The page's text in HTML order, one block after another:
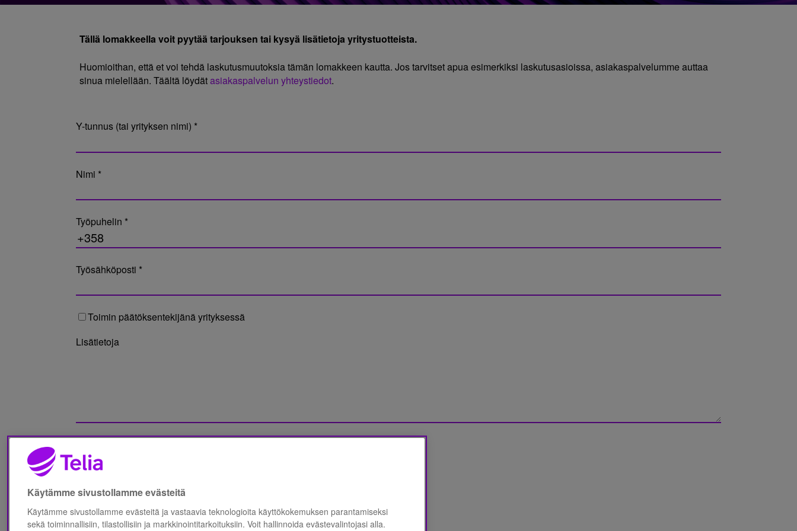
Tällä lomakkeella voit pyytää tarjouksen tai kysyä lisätietoja yritystuotteista.
Huomioithan, että et voi tehdä laskutusmuutoksia tämän lomakkeen kautta. Jos tarvitset apua esimerkiksi laskutusasioissa, asiakaspalvelumme auttaa
sinua mielellään. Täältä löydätasiakaspalvelun yhteystiedot.
Y-tunnus (tai yrityksen nimi) *
Nimi *
Työpuhelin *
Työsähköposti *
Toimin päätöksentekijänä yrityksessä
Lisätietoja
Olen lukenut Telia Finland Oyj:n
Käytämme sivustollamme evästeitä
Käytämme sivustollamme evästeitä ja vastaavia teknologioita käyttökokemuksen parantamiseksi
sekä toiminnallisiin, tilastollisiin ja markkinointitarkoituksiin. Voit hallinnoida evästevalintojasi alla.